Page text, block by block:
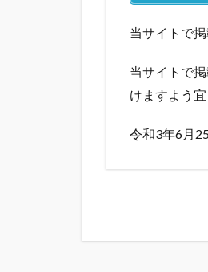
当サイトで
当サイトで
けますよう
令和3年6月